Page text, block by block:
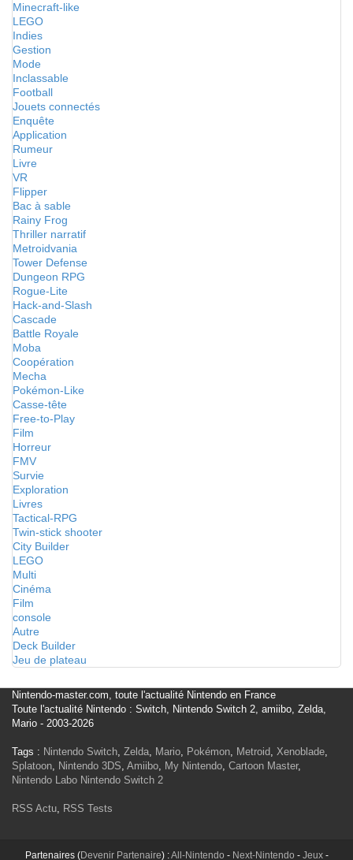
Minecraft-like
LEGO
Indies
Gestion
Mode
Inclassable
Football
Jouets connectés
Enquête
Application
Rumeur
Livre
VR
Flipper
Bac à sable
Rainy Frog
Thriller narratif
Metroidvania
Tower Defense
Dungeon RPG
Rogue-Lite
Hack-and-Slash
Cascade
Battle Royale
Moba
Coopération
Mecha
Pokémon-Like
Casse-tête
Free-to-Play
Film
Horreur
FMV
Survie
Exploration
Livres
Tactical-RPG
Twin-stick shooter
City Builder
LEGO
Multi
Cinéma
Film
console
Autre
Deck Builder
Jeu de plateau
Nintendo-master.com, toute l'actualité Nintendo en France
Toute l'actualité Nintendo : Switch, Nintendo Switch 2, amiibo, Zelda,
Mario - 2003-2026
Tags : Nintendo Switch, Zelda, Mario, Pokémon, Metroid, Xenoblade,
Splatoon, Nintendo 3DS, Amiibo, My Nintendo, Cartoon Master,
Nintendo Labo Nintendo Switch 2
RSS Actu, RSS Tests
Partenaires (Devenir Partenaire) :All-Nintendo - Next-Nintendo - Jeux-